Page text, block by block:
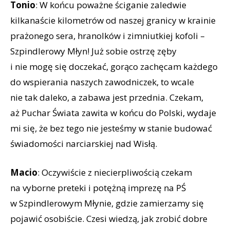
Tonio: W końcu poważne ściganie zaledwie
kilkanaście kilometrów od naszej granicy w krainie
prażonego sera, hranolków i zimniutkiej kofoli –
Szpindlerowy Młyn! Już sobie ostrzę zęby
i nie mogę się doczekać, gorąco zachęcam każdego
do wspierania naszych zawodniczek, to wcale
nie tak daleko, a zabawa jest przednia. Czekam,
aż Puchar Świata zawita w końcu do Polski, wydaje
mi się, że bez tego nie jesteśmy w stanie budować
świadomości narciarskiej nad Wisłą.
Macio: Oczywiście z niecierpliwością czekam
na vyborne preteki i potężną imprezę na PŚ
w Szpindlerowym Młynie, gdzie zamierzamy się
pojawić osobiście. Czesi wiedzą, jak zrobić dobre